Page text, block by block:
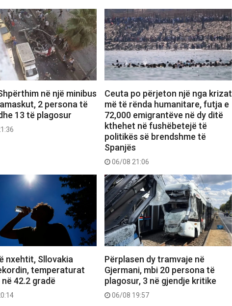
në një minibus
2 persona të
13 të plagosur
Ceuta po përjeton një nga krizat
më të rënda humanitare, futja e
72,000 emigrantëve në dy ditë
kthehet në fushëbetejë të
politikës së brendshme të
Spanjës
06/08 21:06
nxehtit, Sllovakia
temperaturat
42.2 gradë
Përplasen dy tramvaje në
Gjermani, mbi 20 persona të
plagosur, 3 në gjendje kritike
06/08 19:57